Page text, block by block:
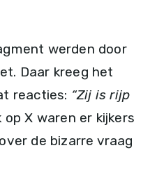
werden door
Daar kreeg het
reacties: “Zij is rijp
op X waren er kijkers
de bizarre vraag